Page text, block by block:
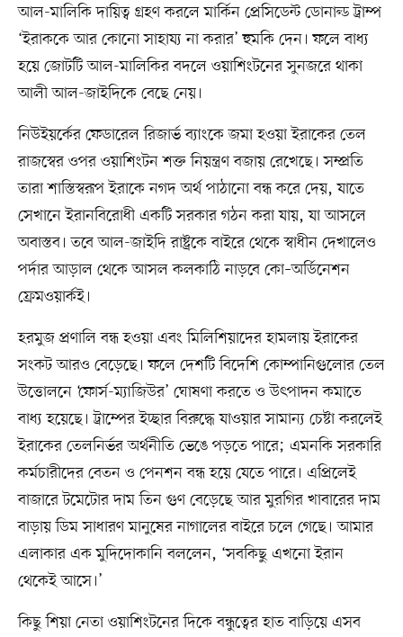
আল-মালিকি দায়িত্ব গ্রহণ করলে মার্কিন প্রেসিডেন্ট ডোনাল্ড ট্রাম্প
‘ইরাককে আর কোনো সাহায্য না করার’ হুমকি দেন। ফলে বাধ্য
হয়ে জোটটি আল-মালিকির বদলে ওয়াশিংটনের সুনজরে থাকা
আলী আল-জাইদিকে বেছে নেয়।
নিউইয়র্কের ফেডারেল রিজার্ভ ব্যাংকে জমা হওয়া ইরাকের তেল
রাজস্বের ওপর ওয়াশিংটন শক্ত নিয়ন্ত্রণ বজায় রেখেছে। সম্প্রতি
তারা শাস্তিস্বরূপ ইরাকে নগদ অর্থ পাঠানো বন্ধ করে দেয়, যাতে
সেখানে ইরানবিরোধী একটি সরকার গঠন করা যায়, যা আসলে
অবাস্তব। তবে আল-জাইদি রাষ্ট্রকে বাইরে থেকে স্বাধীন দেখালেও
পর্দার আড়াল থেকে আসল কলকাঠি নাড়বে কো–অর্ডিনেশন
ফ্রেমওয়ার্কই।
হরমুজ প্রণালি বন্ধ হওয়া এবং মিলিশিয়াদের হামলায় ইরাকের
সংকট আরও বেড়েছে। ফলে দেশটি বিদেশি কোম্পানিগুলোর তেল
উত্তোলনে ‘ফোর্স-ম্যাজিউর’ ঘোষণা করতে ও উৎপাদন কমাতে
বাধ্য হয়েছে। ট্রাম্পের ইচ্ছার বিরুদ্ধে যাওয়ার সামান্য চেষ্টা করলেই
ইরাকের তেলনির্ভর অর্থনীতি ভেঙে পড়তে পারে; এমনকি সরকারি
কর্মচারীদের বেতন ও পেনশন বন্ধ হয়ে যেতে পারে। এপ্রিলেই
বাজারে টমেটোর দাম তিন গুণ বেড়েছে আর মুরগির খাবারের দাম
বাড়ায় ডিম সাধারণ মানুষের নাগালের বাইরে চলে গেছে। আমার
এলাকার এক মুদিদোকানি বললেন, ‘সবকিছু এখনো ইরান
থেকেই আসে।’
কিছু শিয়া নেতা ওয়াশিংটনের দিকে বন্ধুত্বের হাত বাড়িয়ে এসব